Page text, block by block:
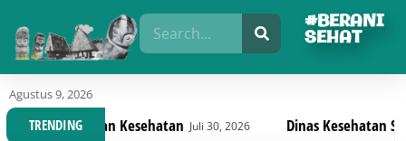
#BERANI
SEHAT
Agustus 9, 2026
TRENDING
Kesehatan Juli 30, 2026 Dinas Kesehatan Sulteng